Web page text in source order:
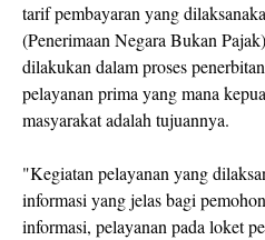
tarif pembayaran yang
(Penerimaan Negara Bukan
dilakukan dalam proses
pelayanan prima yang mana
masyarakat adalah tujuannya.
"Kegiatan pelayanan yang
informasi yang jelas bagi
informasi, pelayanan pada loket